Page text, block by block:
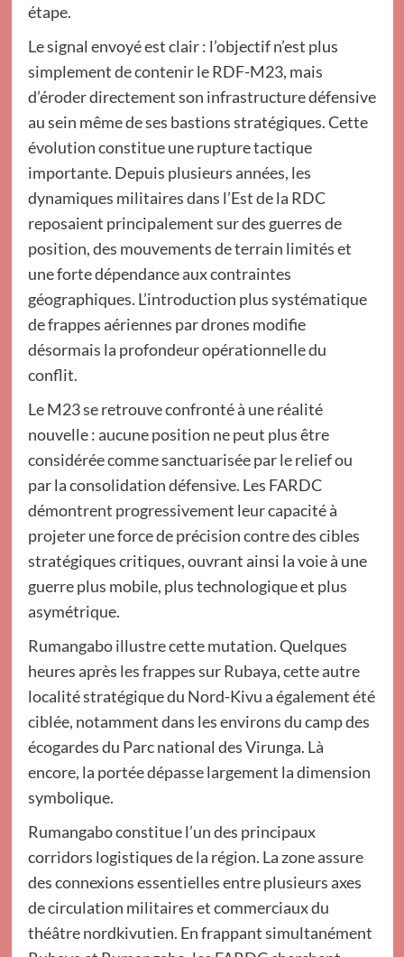
étape.
Le signal envoyé est clair : l’objectif n’est plus
simplement de contenir le RDF-M23, mais
d’éroder directement son infrastructure défensive
au sein même de ses bastions stratégiques. Cette
évolution constitue une rupture tactique
importante. Depuis plusieurs années, les
dynamiques militaires dans l’Est de la RDC
reposaient principalement sur des guerres de
position, des mouvements de terrain limités et
une forte dépendance aux contraintes
géographiques. L’introduction plus systématique
de frappes aériennes par drones modifie
désormais la profondeur opérationnelle du
conflit.
Le M23 se retrouve confronté à une réalité
nouvelle : aucune position ne peut plus être
considérée comme sanctuarisée par le relief ou
par la consolidation défensive. Les FARDC
démontrent progressivement leur capacité à
projeter une force de précision contre des cibles
stratégiques critiques, ouvrant ainsi la voie à une
guerre plus mobile, plus technologique et plus
asymétrique.
Rumangabo illustre cette mutation. Quelques
heures après les frappes sur Rubaya, cette autre
localité stratégique du Nord-Kivu a également été
ciblée, notamment dans les environs du camp des
écogardes du Parc national des Virunga. Là
encore, la portée dépasse largement la dimension
symbolique.
Rumangabo constitue l’un des principaux
corridors logistiques de la région. La zone assure
des connexions essentielles entre plusieurs axes
de circulation militaires et commerciaux du
théâtre nordkivutien. En frappant simultanément